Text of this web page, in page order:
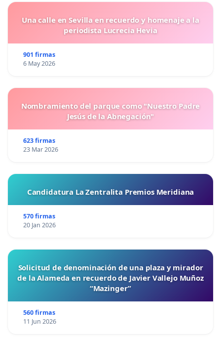
Una calle en Sevilla en recuerdo y homenaje a la
periodista Lucrecia Hevia
901 firmas
6 May 2026
Nombramiento del parque como "Nuestro Padre
Jesús de la Abnegación"
623 firmas
23 Mar 2026
Candidatura La Zentralita Premios Meridiana
570 firmas
20 Jan 2026
Solicitud de denominación de una plaza y mirador
de la Alameda en recuerdo de Javier Vallejo Muñoz
“Mazinger”
560 firmas
11 Jun 2026